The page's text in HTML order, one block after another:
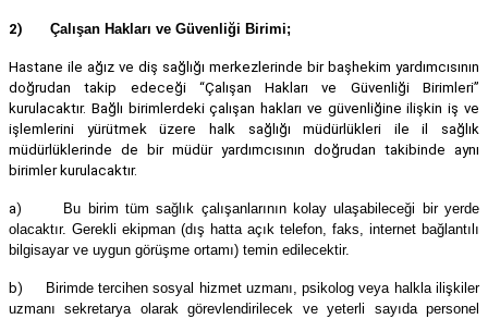
2) Çalışan Hakları ve Güvenliği Birimi;
Hastane ile ağız ve diş sağlığı merkezlerinde bir başhekim yardımcısının
doğrudan takip edeceği “Çalışan Hakları ve Güvenliği Birimleri”
kurulacaktır. Bağlı birimlerdeki çalışan hakları ve güvenliğine ilişkin iş ve
işlemlerini yürütmek üzere halk sağlığı müdürlükleri ile il sağlık
müdürlüklerinde de bir müdür yardımcısının doğrudan takibinde aynı
birimler kurulacaktır.
a)
Bu birim tüm sağlık çalışanlarının kolay ulaşabileceği bir yerde
olacaktır. Gerekli ekipman (dış hatta açık telefon, faks, internet bağlantılı
bilgisayar ve uygun görüşme ortamı) temin edilecektir.
b)
Birimde tercihen sosyal hizmet uzmanı, psikolog veya halkla ilişkiler
uzmanı sekretarya olarak görevlendirilecek ve yeterli sayıda personel